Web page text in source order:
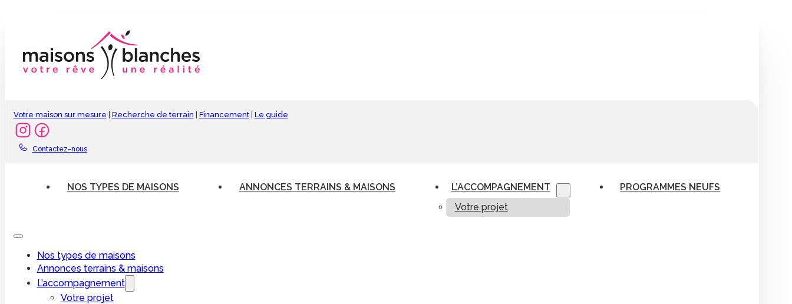
Votre maison sur mesure | Recherche de terrain | Financement| Le guide
Contactez-nous
NOS TYPES DE MAISONS ANNONCES TERRAINS & MAISONS
L’ACCOMPAGNEMENT
Votre projet
PROGRAMMES NEUFS
Nos types de maisons
Annonces terrains & maisons
L’accompagnement
Votre projet